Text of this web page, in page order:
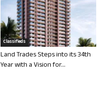
Classifieds
Land Trades Steps into its 34th
Year with a Vision for...